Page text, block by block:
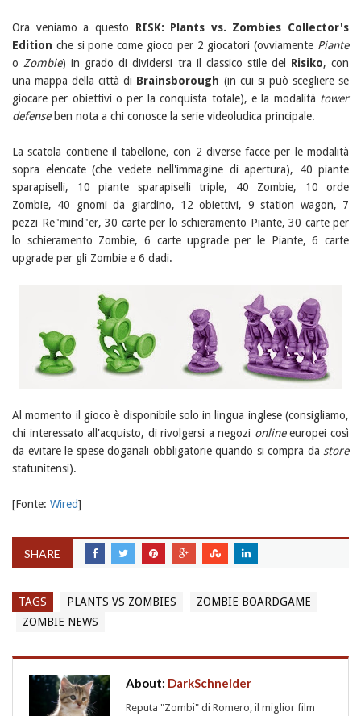
Ora veniamo a questo RISK: Plants vs. Zombies Collector's
Edition che si pone come gioco per 2 giocatori (ovviamente Piante
oZombie) in grado di dividersi tra il classico stile del Risiko, con
una mappa della città di Brainsborough (in cui si può scegliere se
giocare per obiettivi o per la conquista totale), e la modalità tower
defenseben nota a chi conosce la serie videoludica principale.
La scatola contiene il tabellone, con 2 diverse facce per le modalità
sopra elencate (che vedete nell'immagine di apertura), 40 piante
sparapiselli, 10 piante sparapiselli triple, 40 Zombie, 10 orde
Zombie, 40 gnomi da giardino, 12 obiettivi, 9 station wagon, 7
pezzi Re"mind"er, 30 carte per lo schieramento Piante, 30 carte per
lo schieramento Zombie, 6 carte upgrade per le Piante, 6 carte
upgrade per gli Zombie e 6 dadi.
Al momento il gioco è disponibile solo in lingua inglese (consigliamo,
chi interessato all'acquisto, di rivolgersi a negozi onlineeuropei così
da evitare le spese doganali obbligatorie quando si compra da store
statunitensi).
[Fonte: Wired]
SHARE
TAGS PLANTS VS ZOMBIES
ZOMBIE BOARDGAME
ZOMBIE NEWS
About: DarkSchneider
Reputa "Zombi" di Romero, il miglior film